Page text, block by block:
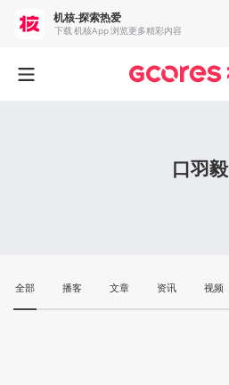
口羽毅
全部 播客 文章 资讯 视频
机核-探索热爱
下载 机核App 浏览更多精彩内容